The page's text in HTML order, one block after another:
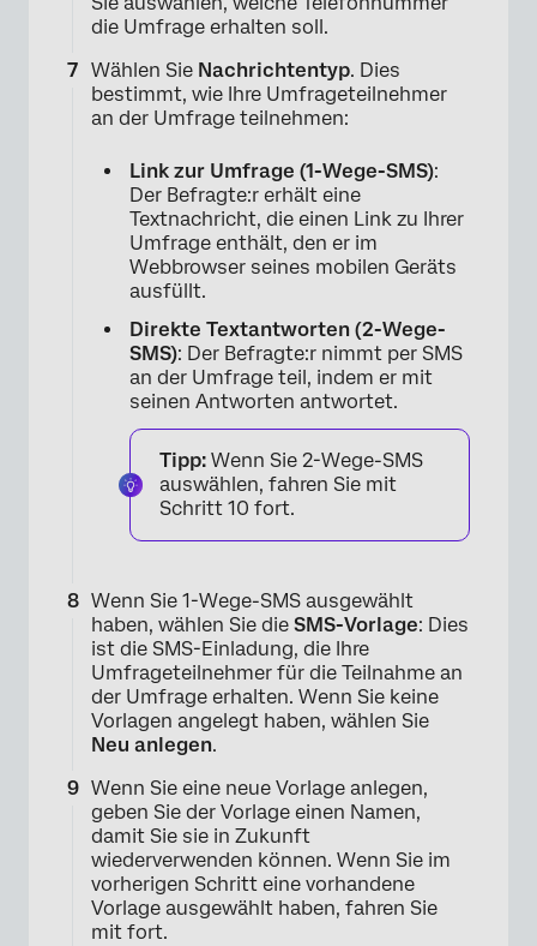
×
die Umfrage erhalten soll.
Wählen Sie Nachrichtentyp. Dies
bestimmt, wie Ihre Umfrageteilnehmer
an der Umfrage teilnehmen:
Link zur Umfrage (1-Wege-SMS):
Der Befragte:r erhält eine
Textnachricht, die einen Link zu Ihrer
Umfrage enthält, den er im
Webbrowser seines mobilen Geräts
ausfüllt.
Direkte Textantworten (2-Wege-
SMS): Der Befragte:r nimmt per SMS
an der Umfrage teil, indem er mit
seinen Antworten antwortet.
Tipp: Wenn Sie 2-Wege-SMS
auswählen, fahren Sie mit
Schritt 10 fort.
Wenn Sie 1-Wege-SMS ausgewählt
haben, wählen Sie die SMS-Vorlage: Dies
ist die SMS-Einladung, die Ihre
Umfrageteilnehmer für die Teilnahme an
der Umfrage erhalten. Wenn Sie keine
Vorlagen angelegt haben, wählen Sie
Neu anlegen.
Wenn Sie eine neue Vorlage anlegen,
geben Sie der Vorlage einen Namen,
damit Sie sie in Zukunft
wiederverwenden können. Wenn Sie im
vorherigen Schritt eine vorhandene
Vorlage ausgewählt haben, fahren Sie
mit fort.